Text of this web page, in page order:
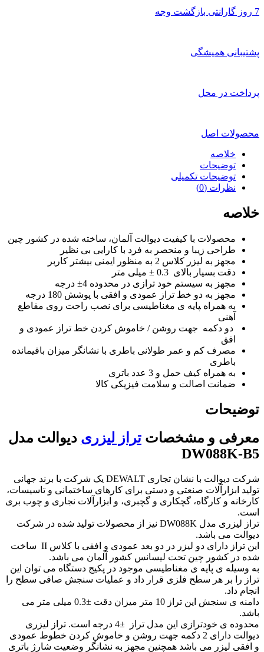
7 روز گارانتی بازگشت وجه
پشتیبانی همیشگی
پرداخت در محل
محصولات اصل
خلاصه
توضیحات
توضیحات تکمیلی
نظرات (0)
خلاصه
محصولات با کیفیت دیوالت آلمان، ساخته شده در کشور چین
طراحی زیبا و منحصر به فرد با کارایی بی نظیر
مجهز به لیزر کلاس 2 به منظور ایمنی بیشتر کاربر
دقت بسیار بالای 0.3 ± میلی متر
مجهز به سیستم خود ترازی در محدوده 4± درجه
مجهز به دو خط تراز عمودی و افقی با پوشش 180 درجه
به همراه ‍‍پایه ی مغناطیسی برای نصب راحت روی مقاطع
آهنی
دو دکمه جهت روشن / خاموش کردن خط تراز عمودی و
افق
مصرف کم و عمر طولانی باطری با نشانگر میزان باقیمانده
باطری
به همراه کیف حمل و 3 عدد باتری
ضمانت اصالت و سلامت فیزیکی کالا
توضیحات
معرفی و مشخصات تراز لیزری دیوالت مدل
DW088K-B5
شرکت دیوالت با نشان تجاری DEWALT یک شرکت با برند جهانی
تولید ابزارآلات صنعتی و دستی برای کارهای ساختمانی و تاسیسات،
کارخانه و کارگاه، گچکاری و گچبری، و ابزارآلات نجاری و چوب بری
است.
تراز لیزری مدل DW088K نیز از محصولات تولید شده در شرکت
دیوالت می باشد.
این تراز دارای دو لیزر در دو بعد عمودی و افقی با کلاس II ساخت
شده در کشور چین تحت لیسانس کشور آلمان می باشد.
به وسیله ی پایه ی مغناطیسی موجود در پکیج دستگاه می توان این
تراز را بر هر سطح فلزی قرار داد و عملیات سنجش صافی سطح را
انجام داد.
دامنه ی سنجش این تراز 10 متر میزان دقت ±0.3 میلی متر می
باشد.
محدوده ی خودترازی این مدل تراز ±4 درجه است. تراز لیزری
دیوالت دارای 2 دکمه جهت روشن و خاموش کردن خطوط عمودی
و افقی لیزر می باشد همچنین مجهز به نشانگر وضعیت شارژ باتری